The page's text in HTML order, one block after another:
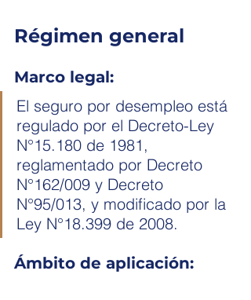
Régimen general
Marco legal:
El seguro por desempleo está
regulado por el Decreto-Ley
N°15.180 de 1981,
reglamentado por Decreto
N°162/009 y Decreto
N°95/013, y modificado por la
Ley N°18.399 de 2008.
Ámbito de aplicación: